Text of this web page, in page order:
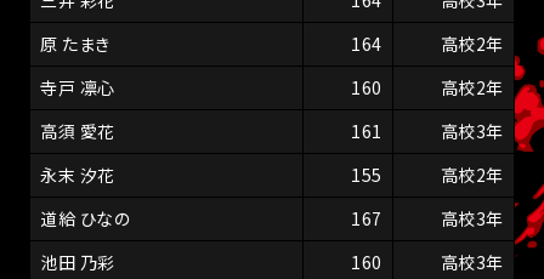
原 たまき
164
高校2年
寺戸 凛心
160
高校2年
高須 愛花
161
高校3年
永末 汐花
155
高校2年
道給 ひなの
167
高校3年
池田 乃彩
160
高校3年